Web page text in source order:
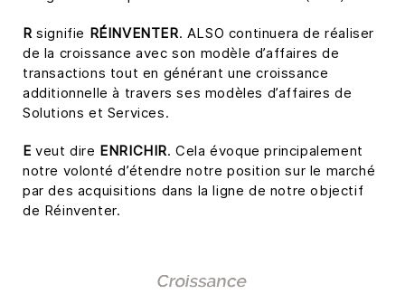
Rsignifie RÉINVENTER. ALSO continuera de réaliser
de la croissance avec son modèle d’affaires de
transactions tout en générant une croissance
additionnelle à travers ses modèles d’affaires de
Solutions et Services.
E veut dire ENRICHIR. Cela évoque principalement
notre volonté d’étendre notre position sur le marché
par des acquisitions dans la ligne de notre objectif
de Réinventer.